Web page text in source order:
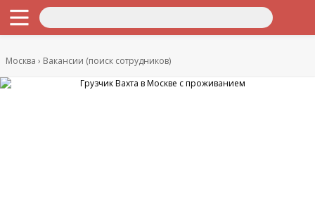
Москва Вакансии (поиск сотрудников)